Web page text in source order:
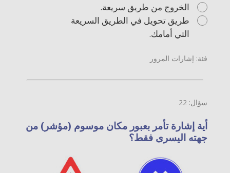
الخروج من طريق سريعة.
طريق تحويل في الطريق السريعة
التي أمامك.
فئة: إشارات المرور
سؤال: 22
أية إشارة تأمر بعبور مكان موسوم (مؤشر) من
جهته اليسرى فقط؟